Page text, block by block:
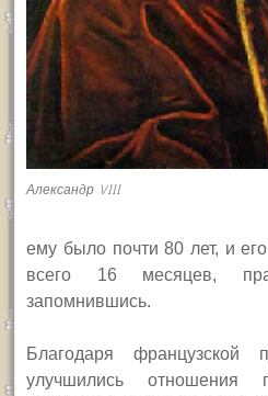
Александр VIII
ему было почти 80 лет, и
всего 16 месяцев,
запомнившись.
Благодаря французской
улучшились отношения